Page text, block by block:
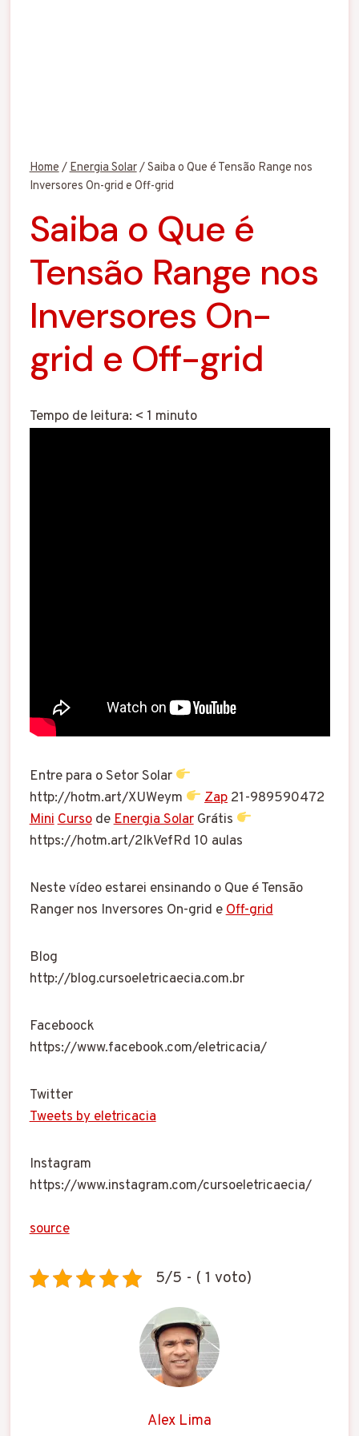
Home/Energia Solar/Saiba o Que é Tensão Range nos
Inversores On-grid e Off-grid
Saiba o Que é
Tensão Range nos
Inversores On-
grid e Off-grid
Tempo de leitura: < 1 minuto
Entre para o Setor Solar
http://hotm.art/XUWeym
Zap 21-989590472
MiniCursodeEnergia SolarGrátis
https://hotm.art/2IkVefRd 10 aulas
Neste vídeo estarei ensinando o Que é Tensão
Ranger nos Inversores On-grid eOff-grid
Blog
http://blog.cursoeletricaecia.com.br
Faceboock
https://www.facebook.com/eletricacia/
Twitter
Tweets by eletricacia
Instagram
https://www.instagram.com/cursoeletricaecia/
source
5/5 - ( 1 voto)
Alex Lima